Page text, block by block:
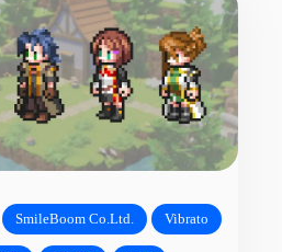
SmileBoom Co.Ltd. Vibrato